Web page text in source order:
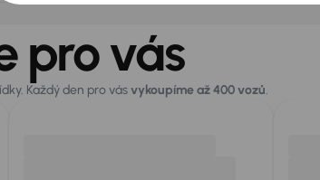
pro vás
Každý den pro vásvykoupíme až 400 vozů.